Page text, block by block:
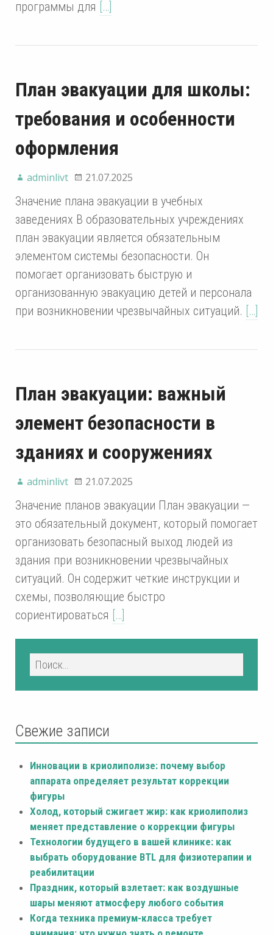
программы для […]
План эвакуации для школы:
требования и особенности
оформления
adminlivt 21.07.2025
Значение плана эвакуации в учебных
заведениях В образовательных учреждениях
план эвакуации является обязательным
элементом системы безопасности. Он
помогает организовать быструю и
организованную эвакуацию детей и персонала
при возникновении чрезвычайных ситуаций. […]
План эвакуации: важный
элемент безопасности в
зданиях и сооружениях
adminlivt 21.07.2025
Значение планов эвакуации План эвакуации —
это обязательный документ, который помогает
организовать безопасный выход людей из
здания при возникновении чрезвычайных
ситуаций. Он содержит четкие инструкции и
схемы, позволяющие быстро
сориентироваться […]
Свежие записи
Инновации в криолиполизе: почему выбор
аппарата определяет результат коррекции
фигуры
Холод, который сжигает жир: как криолиполиз
меняет представление о коррекции фигуры
Технологии будущего в вашей клинике: как
выбрать оборудование BTL для физиотерапии и
реабилитации
Праздник, который взлетает: как воздушные
шары меняют атмосферу любого события
Когда техника премиум-класса требует